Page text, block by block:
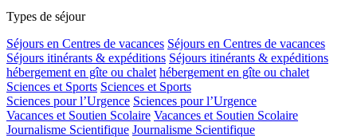
Types de séjour
Séjours en Centres de vacances Séjours en Centres de vacances
Séjours itinérants & expéditions Séjours itinérants & expéditions
hébergement en gîte ou chalet hébergement en gîte ou chalet
Sciences et Sports Sciences et Sports
Sciences pour l’Urgence Sciences pour l’Urgence
Vacances et Soutien Scolaire Vacances et Soutien Scolaire
Journalisme Scientifique Journalisme Scientifique